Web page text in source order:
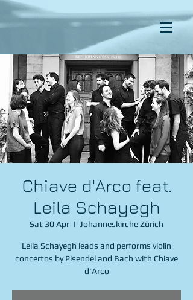
Chiave d'Arco feat.
Leila Schayegh
Sat 30 Apr
  |
Johanneskirche Zürich
Leila Schayegh leads and performs violin
concertos by Pisendel and Bach with Chiave
d'Arco